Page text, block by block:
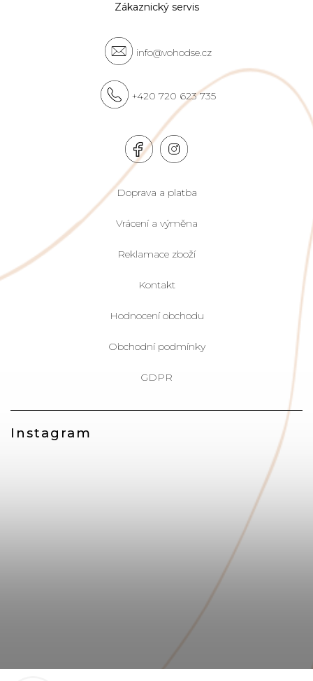
Instagram
Zákaznický servis
info@vohodse.cz
+420 720 623 735
Doprava a platba
Vrácení a výměna
Reklamace zboží
Kontakt
Hodnocení obchodu
Obchodní podmínky
GDPR